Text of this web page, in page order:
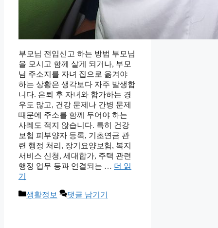
부모님 전입신고 하는 방법 부모님
을 모시고 함께 살게 되거나, 부모
님 주소지를 자녀 집으로 옮겨야
하는 상황은 생각보다 자주 발생합
니다. 은퇴 후 자녀와 합가하는 경
우도 많고, 건강 문제나 간병 문제
때문에 주소를 함께 두어야 하는
사례도 적지 않습니다. 특히 건강
보험 피부양자 등록, 기초연금 관
련 행정 처리, 장기요양보험, 복지
서비스 신청, 세대합가, 주택 관련
행정 업무 등과 연결되는 … 더 읽
기
카
생활정보 댓글 남기기